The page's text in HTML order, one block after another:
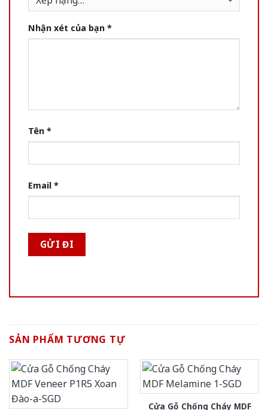
Nhận xét của bạn *
Tên *
Email *
SẢN PHẨM TƯƠNG TỰ
Cửa Gỗ Chống Cháy MDF